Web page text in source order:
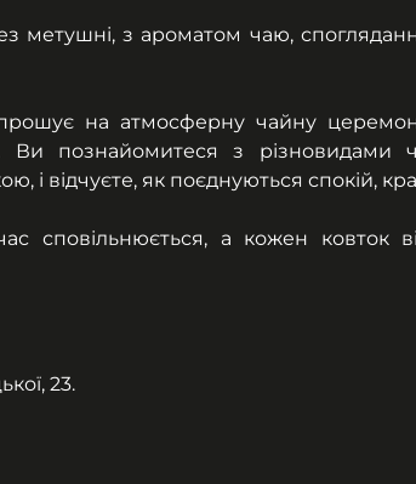
метушні, з ароматом чаю,
на атмосферну чайну
познайомитеся з різновидами
і відчуєте, як поєднуються спокій,
сповільнюється, а кожен ковток
23.